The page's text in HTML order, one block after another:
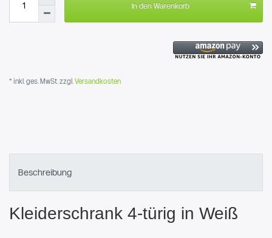
In den Warenkorb
* inkl. ges. MwSt. zzgl. Versandkosten
Beschreibung
Kleiderschrank 4-türig in Weiß